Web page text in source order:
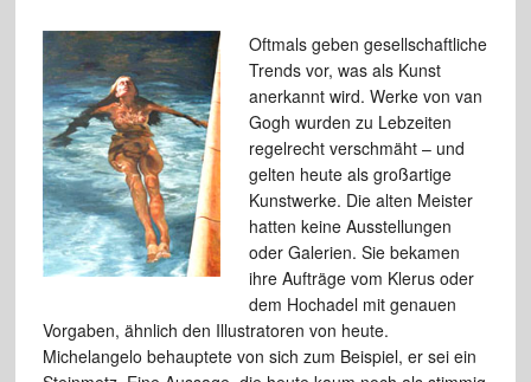
Oftmals geben gesellschaftliche
Trends vor, was als Kunst
anerkannt wird. Werke von van
Gogh wurden zu Lebzeiten
regelrecht verschmäht – und
gelten heute als großartige
Kunstwerke. Die alten Meister
hatten keine Ausstellungen
oder Galerien. Sie bekamen
ihre Aufträge vom Klerus oder
dem Hochadel mit genauen
Vorgaben, ähnlich den Illustratoren von heute.
Michelangelo behauptete von sich zum Beispiel, er sei ein